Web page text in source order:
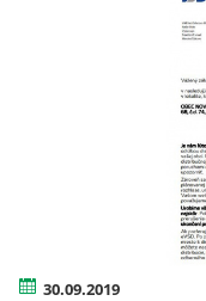
30.09.2019